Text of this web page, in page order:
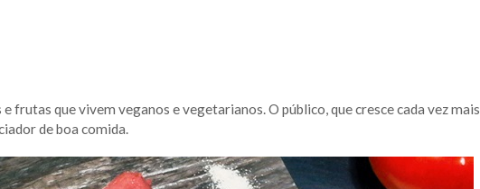
frutas que vivem veganos e vegetarianos. O público, que cresce cada vez mais
de boa comida.